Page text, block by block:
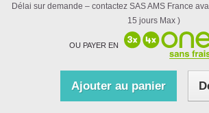
Délai sur demande – contactez SAS AMS France
15 jours Max )
OU PAYER EN
Ajouter au panier